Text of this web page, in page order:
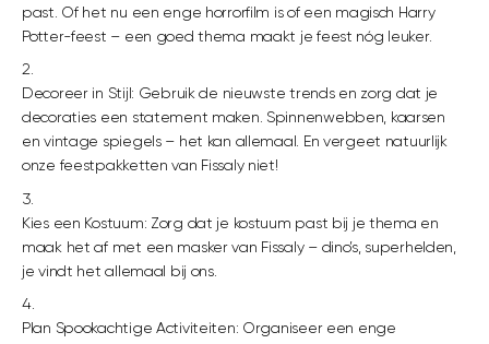
past. Of het nu een enge horrorfilm is of een magisch Harry
Potter-feest – een goed thema maakt je feest nóg leuker.
Decoreer in Stijl: Gebruik de nieuwste trends en zorg dat je
decoraties een statement maken. Spinnenwebben, kaarsen
en vintage spiegels – het kan allemaal. En vergeet natuurlijk
onze feestpakketten van Fissaly niet!
Kies een Kostuum: Zorg dat je kostuum past bij je thema en
maak het af met een masker van Fissaly – dino’s, superhelden,
je vindt het allemaal bij ons.
Plan Spookachtige Activiteiten: Organiseer een enge